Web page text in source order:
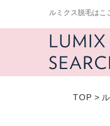
ルミクス脱毛はこ
TOP >